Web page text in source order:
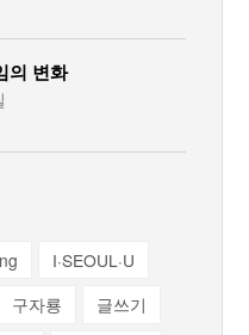
의 변화
I·SEOUL·U
구자룡
글쓰기